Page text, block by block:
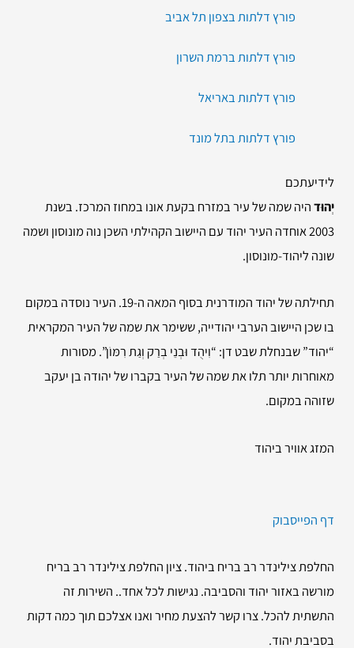
פורץ דלתות בצפון תל אביב
פורץ דלתות ברמת השרון
פורץ דלתות באריאל
פורץ דלתות בתל מונד
לידיעתכם
יְהוּדהיה שמה של עיר במזרח בקעת אונו במחוז המרכז. בשנת
2003 אוחדה העיר יהוד עם היישוב הקהילתי השכן נוה מונוסון ושמה
שונה ליהוד-מונוסון.
תחילתה של יהוד המודרנית בסוף המאה ה-19. העיר נוסדה במקום
בו שכן היישוב הערבי יהודייה, ששימר את שמה של העיר המקראית
“יהוד” שבנחלת שבט דן: “וִיהֻד וּבְנֵי בְרַק וְגַת רִמּוֹן”. מסורות
מאוחרות יותר תלו את שמה של העיר בקברו של יהודה בן יעקב
שזוהה במקום.
המזג אוויר ביהוד
דף הפייסבוק
החלפת צילינדר רב בריח ביהוד. ציון החלפת צילינדר רב בריח
מורשה באזור יהוד והסביבה. נגישות לכל אחד.. השירות זה
התשתית להכל. צרו קשר להצעת מחיר ואנו אצלכם תוך כמה דקות
בסביבת יהוד.